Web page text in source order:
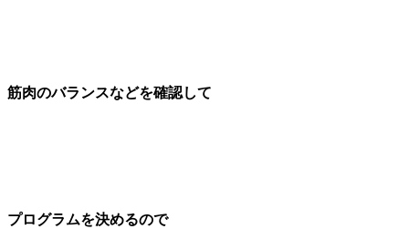
筋肉のバランスなどを確認して
プログラムを決めるので